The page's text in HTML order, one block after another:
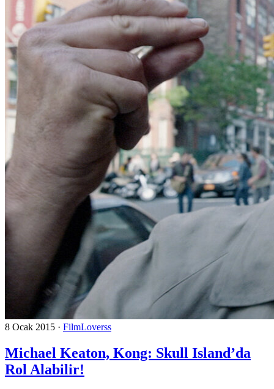
8 Ocak 2015 · FilmLoverss
Michael Keaton, Kong: Skull Island’da
Rol Alabilir!